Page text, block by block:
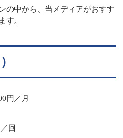
の中から、当メディアがおすす
す。
円／月
回